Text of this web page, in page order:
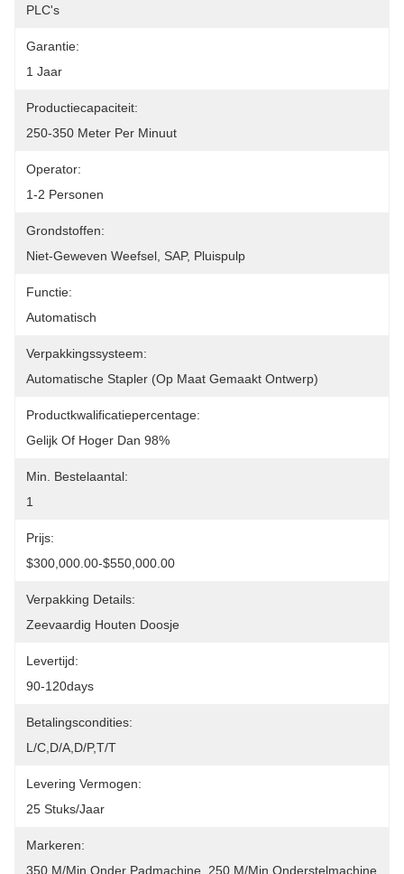
PLC's
Garantie:
1 Jaar
Productiecapaciteit:
250-350 Meter Per Minuut
Operator:
1-2 Personen
Grondstoffen:
Niet-Geweven Weefsel, SAP, Pluispulp
Functie:
Automatisch
Verpakkingssysteem:
Automatische Stapler (op Maat Gemaakt Ontwerp)
Productkwalificatiepercentage:
Gelijk Of Hoger Dan 98%
Min. Bestelaantal:
1
Prijs:
$300,000.00-$550,000.00
Verpakking Details:
Zeevaardig Houten Doosje
Levertijd:
90-120days
Betalingscondities:
L/C,D/A,D/P,T/T
Levering Vermogen:
25 Stuks/jaar
Markeren:
350 M/min Onder Padmachine 250 M/min Onderstelmachine